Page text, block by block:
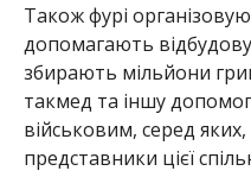
Також фурі
допомагають
збирають мільйони
такмед та іншу
військовим, серед
представники цієї